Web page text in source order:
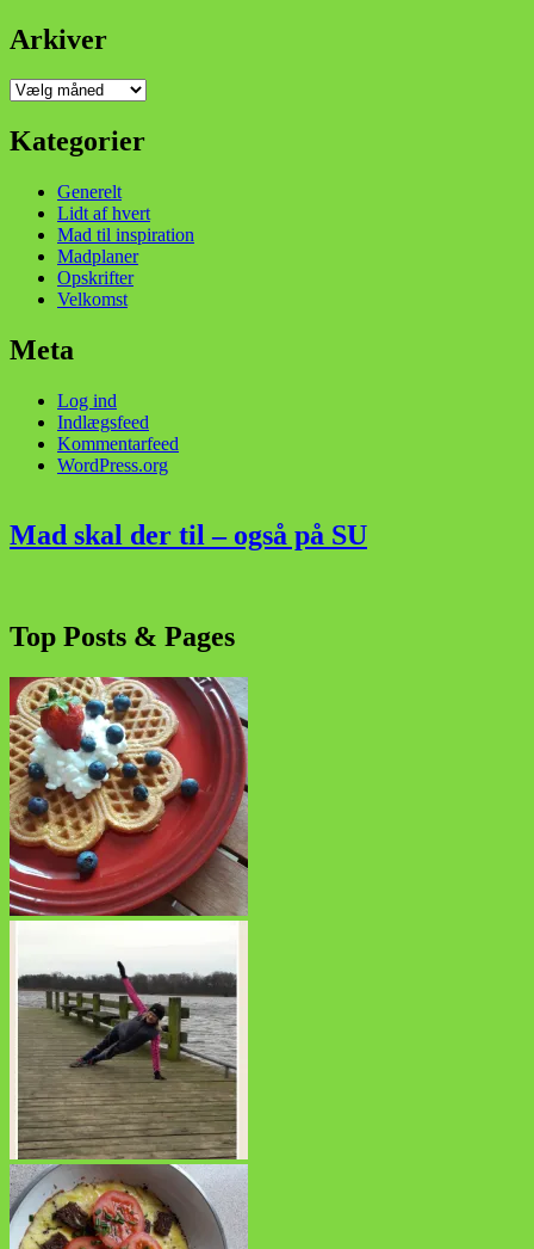
Arkiver
Arkiver
Kategorier
Generelt
Lidt af hvert
Mad til inspiration
Madplaner
Opskrifter
Velkomst
Meta
Log ind
Indlægsfeed
Kommentarfeed
WordPress.org
Mad skal der til – også på SU
Top Posts & Pages